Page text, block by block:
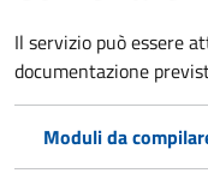
Il servizio può essere
documentazione
Moduli da